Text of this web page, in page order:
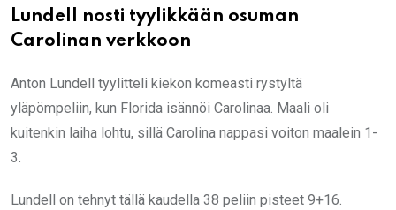
Lundell nosti tyylikkään osuman
Carolinan verkkoon
Anton Lundell tyylitteli kiekon komeasti rystyltä
yläpömpeliin, kun Florida isännöi Carolinaa. Maali oli
kuitenkin laiha lohtu, sillä Carolina nappasi voiton maalein 1-
3.
Lundell on tehnyt tällä kaudella 38 peliin pisteet 9+16.